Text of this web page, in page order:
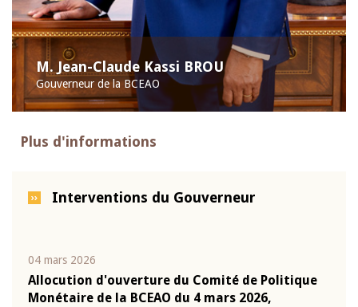
M. Jean-Claude Kassi BROU
Gouverneur de la BCEAO
Plus d'informations
Interventions du Gouverneur
04 mars 2026
Allocution d'ouverture du Comité de Politique
Monétaire de la BCEAO du 4 mars 2026,